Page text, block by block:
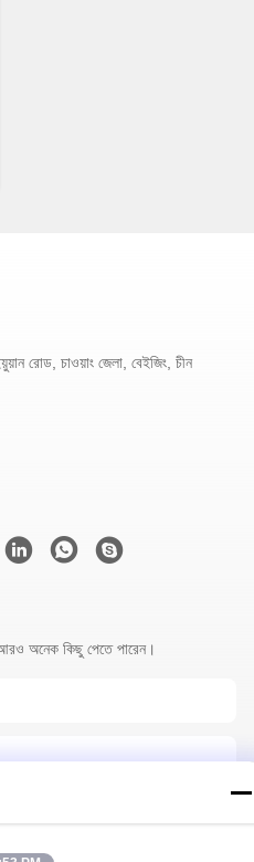
রোড, চাওয়াং জেলা, বেইজিং, চীন
অনেক কিছু পেতে পারেন।